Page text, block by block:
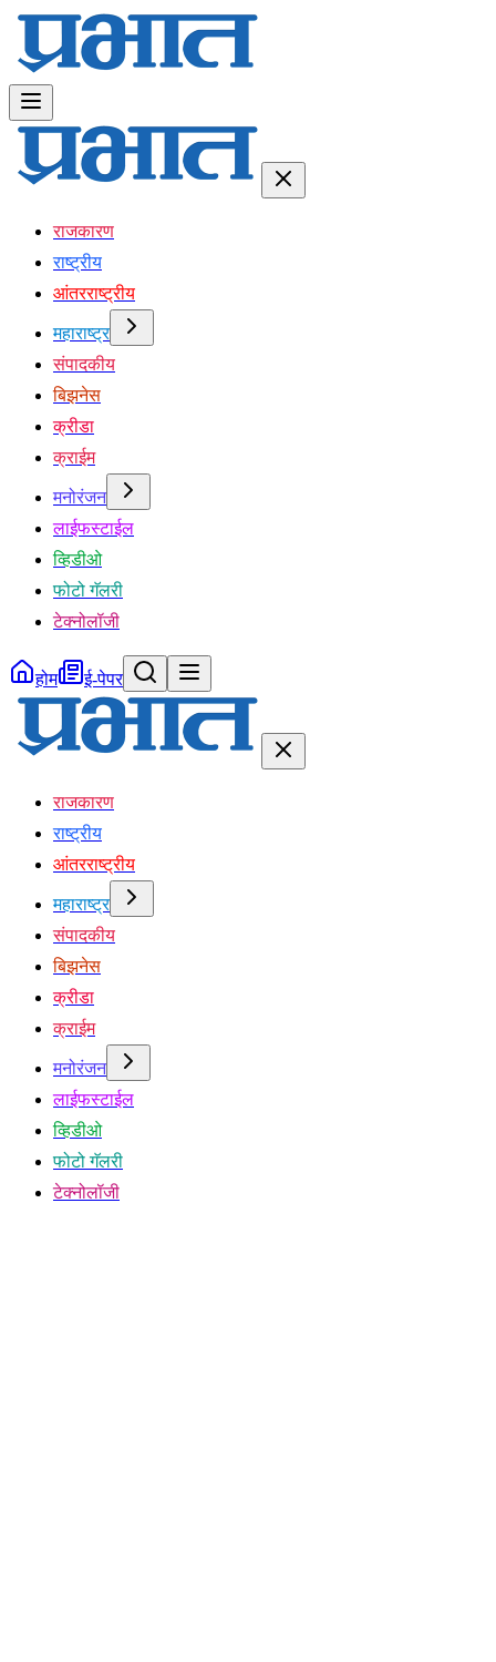
राजकारण
राष्ट्रीय
आंतरराष्ट्रीय
महाराष्ट्र
संपादकीय
बिझनेस
क्रीडा
क्राईम
मनोरंजन
लाईफस्टाईल
व्हिडीओ
फोटो गॅलरी
टेक्नोलॉजी
होम ई-पेपर
राजकारण
राष्ट्रीय
आंतरराष्ट्रीय
महाराष्ट्र
संपादकीय
बिझनेस
क्रीडा
क्राईम
मनोरंजन
लाईफस्टाईल
व्हिडीओ
फोटो गॅलरी
टेक्नोलॉजी